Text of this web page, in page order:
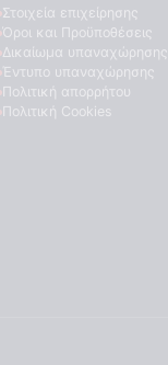
Στοιχεία επιχείρησης
Όροι και Προϋποθέσεις
Δικαίωμα υπαναχώρησης
Έντυπο υπαναχώρησης
Πολιτική απορρήτου
Πολιτική Cookies